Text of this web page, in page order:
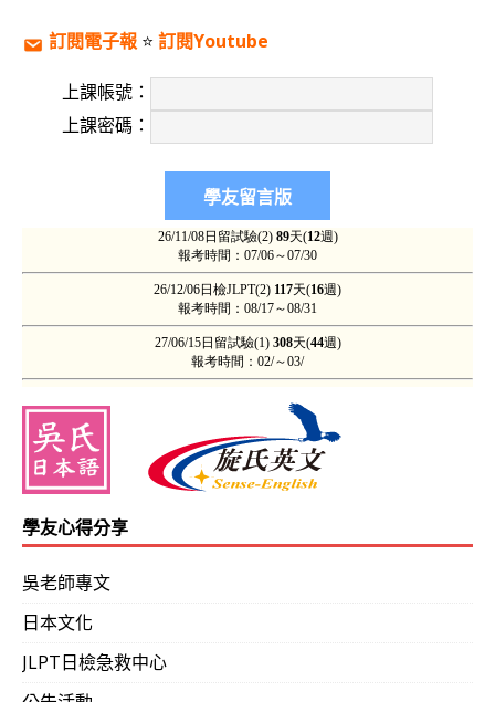
訂閱電子報 ⭐️ 訂閱Youtube
上課帳號：
上課密碼：
學友心得分享
吳老師專文
日本文化
JLPT日檢急救中心